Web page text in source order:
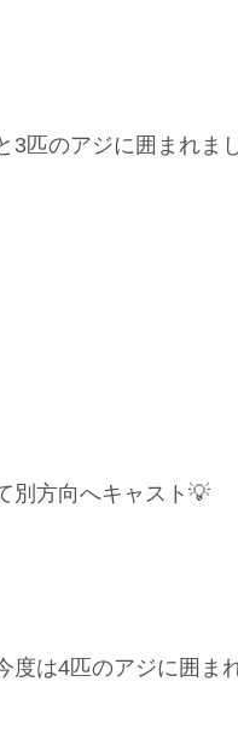
匹のアジに囲まれま
別方向へキャスト💡
度は4匹のアジに囲ま